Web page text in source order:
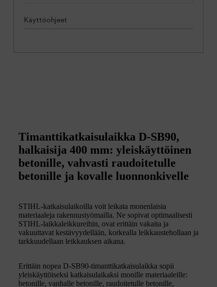
Käyttöohjeet
Timanttikatkaisulaikka D-SB90,
halkaisija 400 mm: yleiskäyttöinen
betonille, vahvasti raudoitetulle
betonille ja kovalle luonnonkivelle
STIHL-katkaisulaikoilla voit leikata monenlaisia
materiaaleja rakennustyömailla. Ne sopivat optimaalisesti
STIHL-laikkaleikkureihin, ovat erittäin vakaita ja
vakuuttavat kestävyydellään, korkealla leikkaustehollaan ja
tarkkuudellaan leikkauksen aikana.
Erittäin nopea D-SB90-timanttikatkaisulaikka sopii
yleiskäyttöiseksi katkaisulaikaksi monille materiaaleille:
betonille, vanhalle betonille, raudoitetulle betonille,